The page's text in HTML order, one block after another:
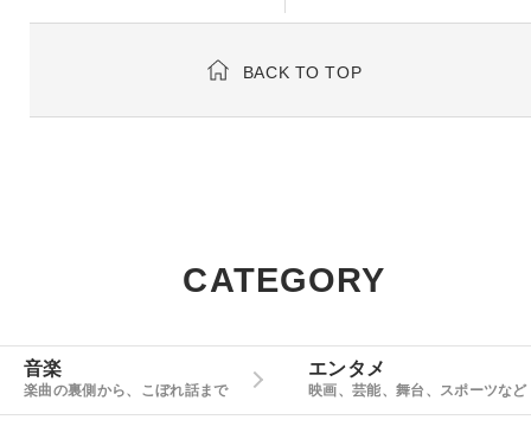
BACK TO TOP
CATEGORY
音楽
楽曲の裏側から、こぼれ話まで
エンタメ
映画、芸能、舞台、スポーツなど